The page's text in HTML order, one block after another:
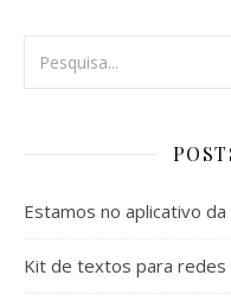
Estamos no aplicativo da
Kit de textos para redes